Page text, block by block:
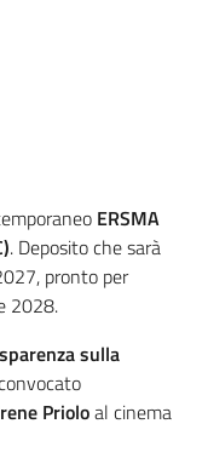
ERSMA
. Deposito che sarà
pronto per
2028.
sulla
Prioloal cinema